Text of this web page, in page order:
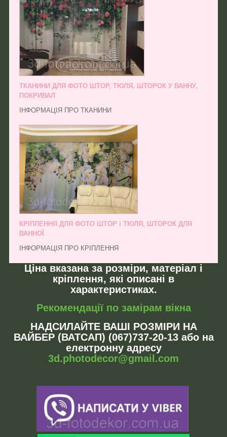
ТКАНИНИ ДЛЯ ФОТО ШТОР, ТЮЛЯ, ШТОРОК У ВАННУ,
ПОКРИВАЛ
ІНФОРМАЦІЯ ПРО ТКАНИНИ
КРІПЛЕННЯ ДЛЯ ФОТО ШТОР і ТЮЛЯ, ШТОРОК ДЛЯ
ВАННОЇ
ІНФОРМАЦІЯ ПРО КРІПЛЕННЯ
Ціна вказана за розміри, матеріал і
кріплення, які описані в
характеристиках.
Рекомендації по замірам вікна
НАДСИЛАЙТЕ ВАШІ РОЗМІРИ НА
ВАЙБЕР (ВАТСАП) (067)737-20-13 або на
електронну адресу
3d.photodecor@gmail.com